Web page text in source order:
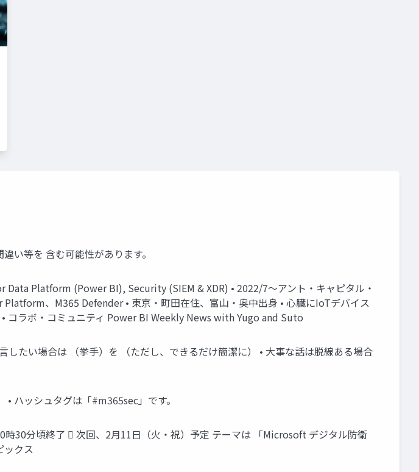
365
い等を 含む可能性があります。
Platform (Power BI), Security (SIEM & XDR) • 2022/7～アント・キャピタル・
、M365 Defender • 東京・町田在住、富山・奥中出身 • 心臓にIoTデバイス
コラボ・コミュニティ Power BI Weekly News with Yugo and Suto
したい場合は （挙手）を （ただし、できるだけ簡潔に） • 大事な話は脱線ある場合
ハッシュタグは「#m365sec」です。
30分頃終了  次回、2月11日（火・祝）予定 テーマは 「Microsoft デジタル防衛
ックス